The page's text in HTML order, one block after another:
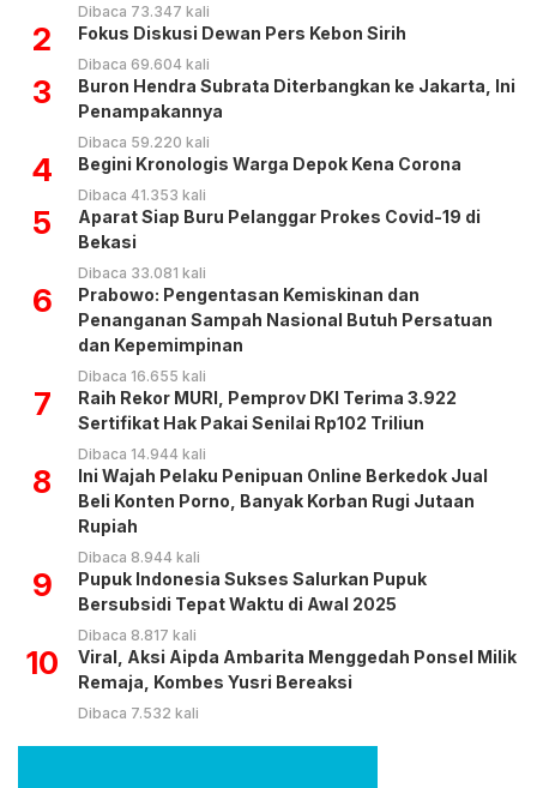
Dibaca 73.347 kali
2 Fokus Diskusi Dewan Pers Kebon Sirih
Dibaca 69.604 kali
3
Buron Hendra Subrata Diterbangkan ke Jakarta, Ini
Penampakannya
Dibaca 59.220 kali
4 Begini Kronologis Warga Depok Kena Corona
Dibaca 41.353 kali
5
Aparat Siap Buru Pelanggar Prokes Covid-19 di
Bekasi
Dibaca 33.081 kali
6
Prabowo: Pengentasan Kemiskinan dan
Penanganan Sampah Nasional Butuh Persatuan
dan Kepemimpinan
Dibaca 16.655 kali
7
Raih Rekor MURI, Pemprov DKI Terima 3.922
Sertifikat Hak Pakai Senilai Rp102 Triliun
Dibaca 14.944 kali
8
Ini Wajah Pelaku Penipuan Online Berkedok Jual
Beli Konten Porno, Banyak Korban Rugi Jutaan
Rupiah
Dibaca 8.944 kali
9
Pupuk Indonesia Sukses Salurkan Pupuk
Bersubsidi Tepat Waktu di Awal 2025
Dibaca 8.817 kali
10
Viral, Aksi Aipda Ambarita Menggedah Ponsel Milik
Remaja, Kombes Yusri Bereaksi
Dibaca 7.532 kali